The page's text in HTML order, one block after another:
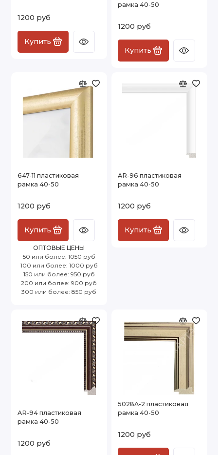
1200 руб
Купить
рамка 40-50
1200 руб
Купить
647-11 пластиковая
рамка 40-50
1200 руб
Купить
ОПТОВЫЕ ЦЕНЫ
50 или более: 1050 руб
100 или более: 1000 руб
150 или более: 950 руб
200 или более: 900 руб
300 или более: 850 руб
AR-96 пластиковая
рамка 40-50
1200 руб
Купить
AR-94 пластиковая
рамка 40-50
1200 руб
5028A-2 пластиковая
рамка 40-50
1200 руб